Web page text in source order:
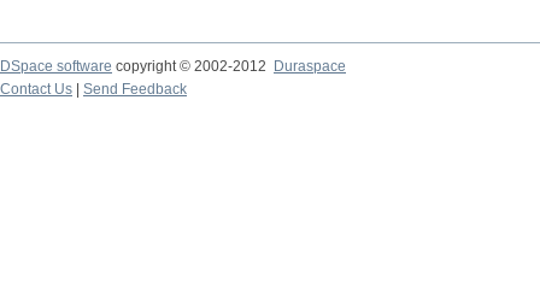
DSpace software copyright © 2002-2012
Duraspace
Contact Us
Send Feedback